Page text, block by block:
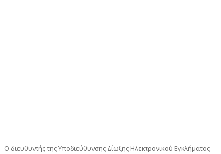
Ο διευθυντής της Υποδιεύθυνσης Δίωξης Ηλεκτρονικού Εγκλήματος